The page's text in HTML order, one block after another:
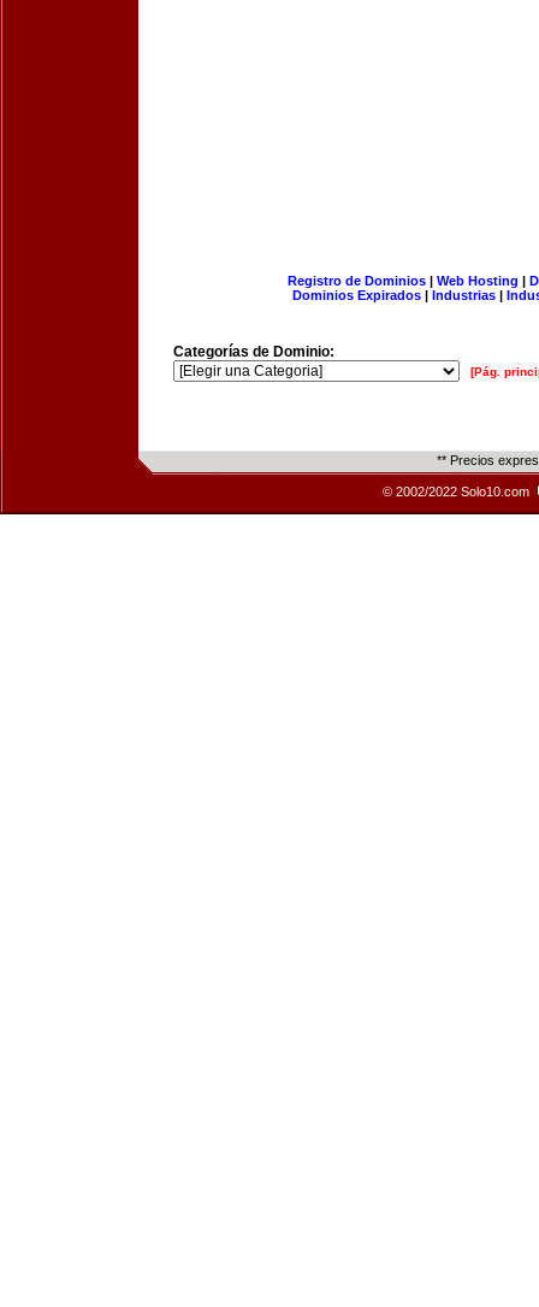
Registro de Dominios| Web Hosting |
Dominios Expirados | Industrias |
Categorías de Dominio:
[Pág.
** Precios
© 2002/2022 Solo10.com